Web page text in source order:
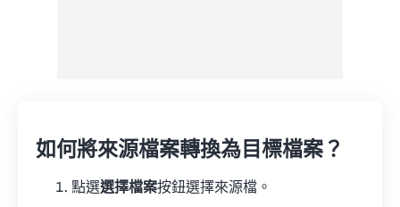
如何將來源檔案轉換為目標檔案？
點選選擇檔案按鈕選擇來源檔。